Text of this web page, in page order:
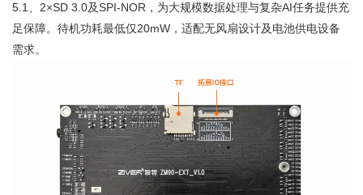
5.1、2×SD 3.0及SPI-NOR，为大规模数据处理与复杂AI任务提供充
足保障。待机功耗最低仅20mW，适配无风扇设计及电池供电设备
需求。